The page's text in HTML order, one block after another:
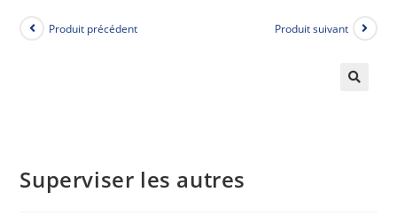
Produit précédent Produit suivant
Superviser les autres